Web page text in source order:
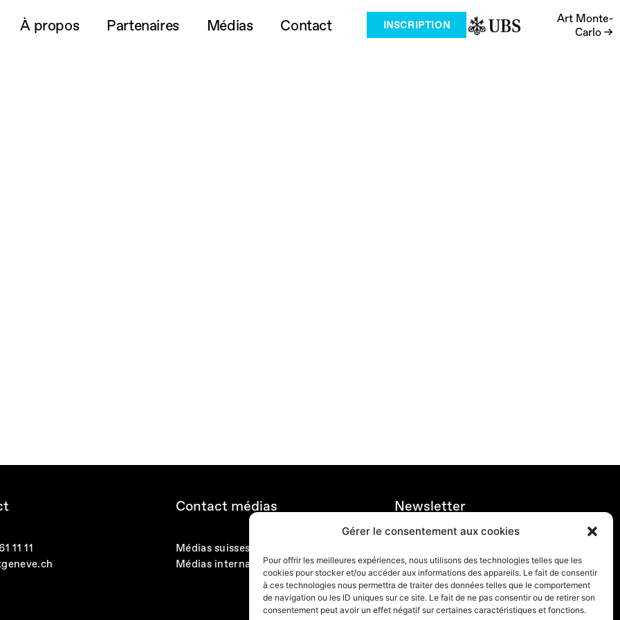
Gérer le consentement aux cookies
Pour offrir les meilleures expériences, nous utilisons des technologies telles que les
cookies pour stocker et/ou accéder aux informations des appareils. Le fait de consentir
à ces technologies nous permettra de traiter des données telles que le comportement
de navigation ou les ID uniques sur ce site. Le fait de ne pas consentir ou de retirer son
consentement peut avoir un effet négatif sur certaines caractéristiques et fonctions.
À propos Partenaires Médias Contact INSCRIPTION
Art Monte-
Carlo →
11 11
Contact médias
Médias suisses
Médias internationaux
Newsletter
Abonnez-vous à la newsletter